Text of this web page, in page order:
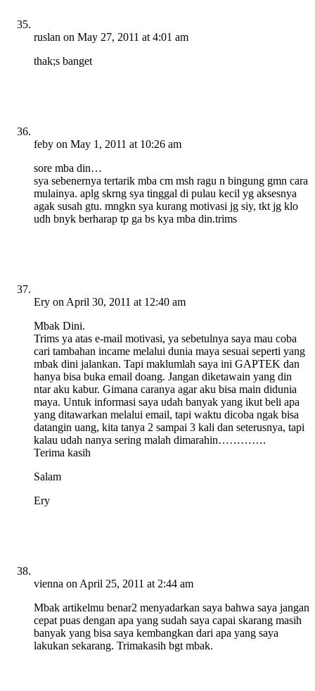
ruslan on May 27, 2011 at 4:01 am
thak;s banget
feby on May 1, 2011 at 10:26 am
sore mba din…
sya sebenernya tertarik mba cm msh ragu n bingung gmn cara
mulainya. aplg skrng sya tinggal di pulau kecil yg aksesnya
agak susah gtu. mngkn sya kurang motivasi jg siy, tkt jg klo
udh bnyk berharap tp ga bs kya mba din.trims
Ery on April 30, 2011 at 12:40 am
Mbak Dini.
Trims ya atas e-mail motivasi, ya sebetulnya saya mau coba
cari tambahan incame melalui dunia maya sesuai seperti yang
mbak dini jalankan. Tapi maklumlah saya ini GAPTEK dan
hanya bisa buka email doang. Jangan diketawain yang din
ntar aku kabur. Gimana caranya agar aku bisa main didunia
maya. Untuk informasi saya udah banyak yang ikut beli apa
yang ditawarkan melalui email, tapi waktu dicoba ngak bisa
datangin uang, kita tanya 2 sampai 3 kali dan seterusnya, tapi
kalau udah nanya sering malah dimarahin………….
Terima kasih
Salam
Ery
vienna on April 25, 2011 at 2:44 am
Mbak artikelmu benar2 menyadarkan saya bahwa saya jangan
cepat puas dengan apa yang sudah saya capai skarang masih
banyak yang bisa saya kembangkan dari apa yang saya
lakukan sekarang. Trimakasih bgt mbak.